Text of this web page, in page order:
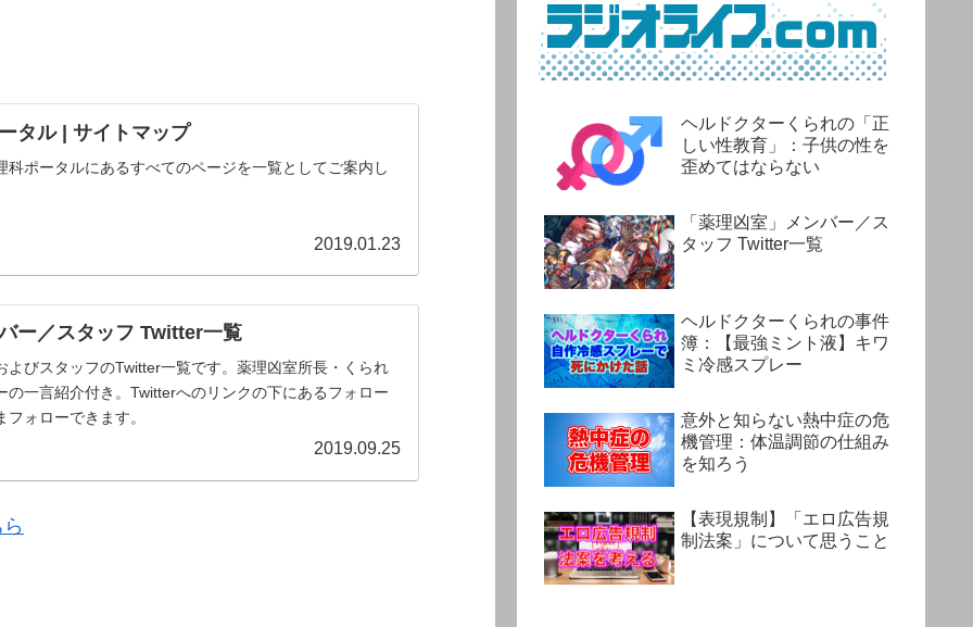
タル | サイトマップ
科ポータルにあるすべてのページを一覧としてご案内し
2019.01.23
ー／スタッフ Twitter一覧
よびスタッフのTwitter一覧です。薬理凶室所長・くられ
の一言紹介付き。Twitterへのリンクの下にあるフォロー
ォローできます。
2019.09.25
ヘルドクターくられの「正
しい性教育」：子供の性を
歪めてはならない
「薬理凶室」メンバー／ス
タッフ Twitter一覧
ヘルドクターくられの事件
簿：【最強ミント液】キワ
ミ冷感スプレー
意外と知らない熱中症の危
機管理：体温調節の仕組み
を知ろう
【表現規制】「エロ広告規
制法案」について思うこと